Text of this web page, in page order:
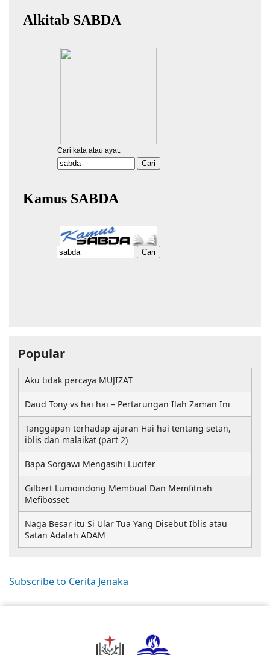
Subscribe to Cerita Jenaka
Popular
Aku tidak percaya MUJIZAT
Daud Tony vs hai hai – Pertarungan Ilah Zaman Ini
Tanggapan terhadap ajaran Hai hai tentang setan,
iblis dan malaikat (part 2)
Bapa Sorgawi Mengasihi Lucifer
Gilbert Lumoindong Membual Dan Memfitnah
Mefibosset
Naga Besar itu Si Ular Tua Yang Disebut Iblis atau
Satan Adalah ADAM